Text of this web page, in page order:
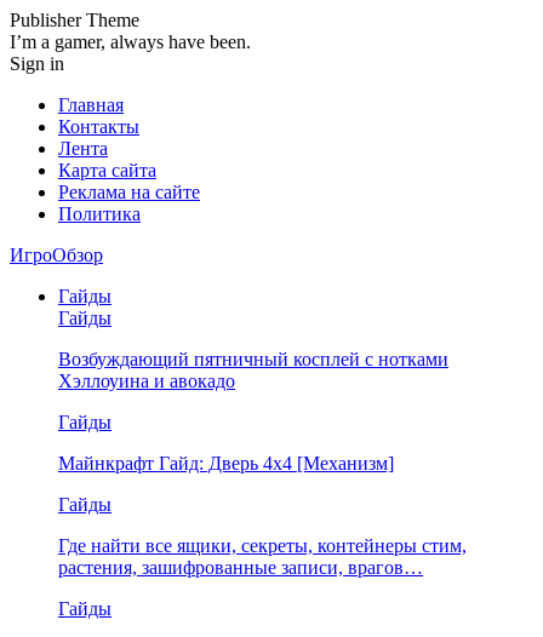
Publisher Theme
I’m a gamer, always have been.
Sign in
Главная
Контакты
Лента
Карта сайта
Реклама на сайте
Политика
ИгроОбзор
Гайды
Гайды
Возбуждающий пятничный косплей с нотками
Хэллоуина и авокадо
Гайды
Майнкрафт Гайд: Дверь 4х4 [Механизм]
Гайды
Где найти все ящики, секреты, контейнеры стим,
растения, зашифрованные записи, врагов…
Гайды